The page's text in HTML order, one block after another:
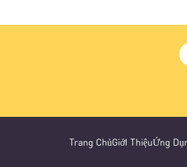
Trang ChủGiớI ThiệuỨng